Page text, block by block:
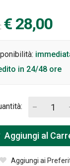
€ 28,00
in 24/48 ore
Aggiungi al
Aggiungi ai